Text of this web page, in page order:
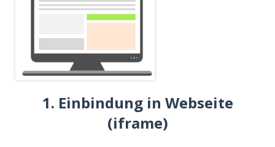
1. Einbindung in Webseite
(iframe)